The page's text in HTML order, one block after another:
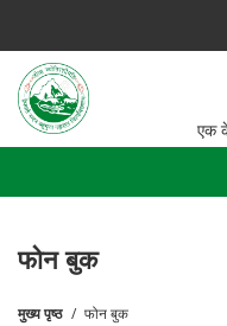
main
content
हेमवती
एक केंद्रीय
फोन बुक
मुख्य पृष्ठ फोन बुक